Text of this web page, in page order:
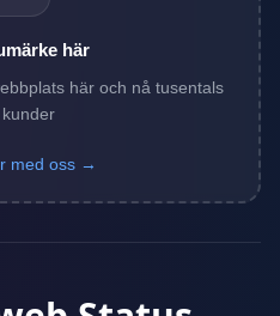
här
här och nå tusentals
med oss →